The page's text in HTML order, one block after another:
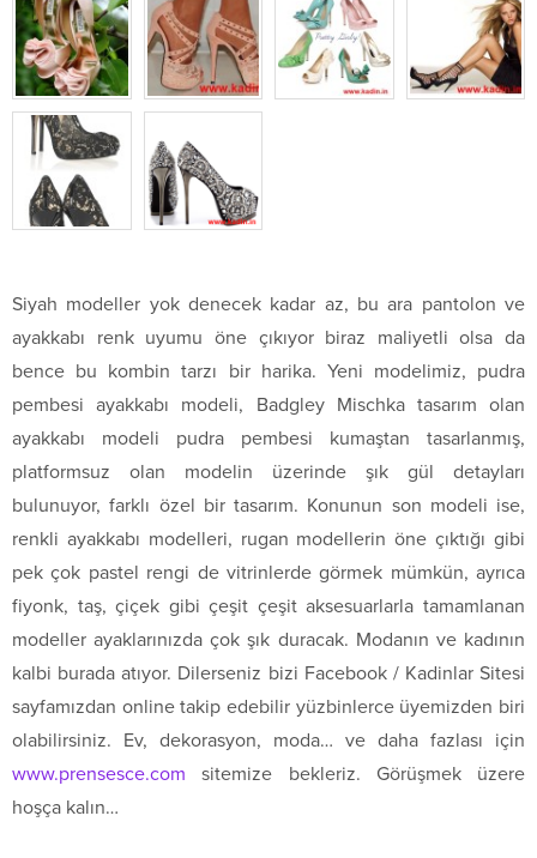
Siyah modeller yok denecek kadar az, bu ara pantolon ve
ayakkabı renk uyumu öne çıkıyor biraz maliyetli olsa da
bence bu kombin tarzı bir harika. Yeni modelimiz, pudra
pembesi ayakkabı modeli, Badgley Mischka tasarım olan
ayakkabı modeli pudra pembesi kumaştan tasarlanmış,
platformsuz olan modelin üzerinde şık gül detayları
bulunuyor, farklı özel bir tasarım. Konunun son modeli ise,
renkli ayakkabı modelleri, rugan modellerin öne çıktığı gibi
pek çok pastel rengi de vitrinlerde görmek mümkün, ayrıca
fiyonk, taş, çiçek gibi çeşit çeşit aksesuarlarla tamamlanan
modeller ayaklarınızda çok şık duracak. Modanın ve kadının
kalbi burada atıyor. Dilerseniz bizi Facebook / Kadinlar Sitesi
sayfamızdan online takip edebilir yüzbinlerce üyemizden biri
olabilirsiniz. Ev, dekorasyon, moda… ve daha fazlası için
www.prensesce.com sitemize bekleriz. Görüşmek üzere
hoşça kalın…